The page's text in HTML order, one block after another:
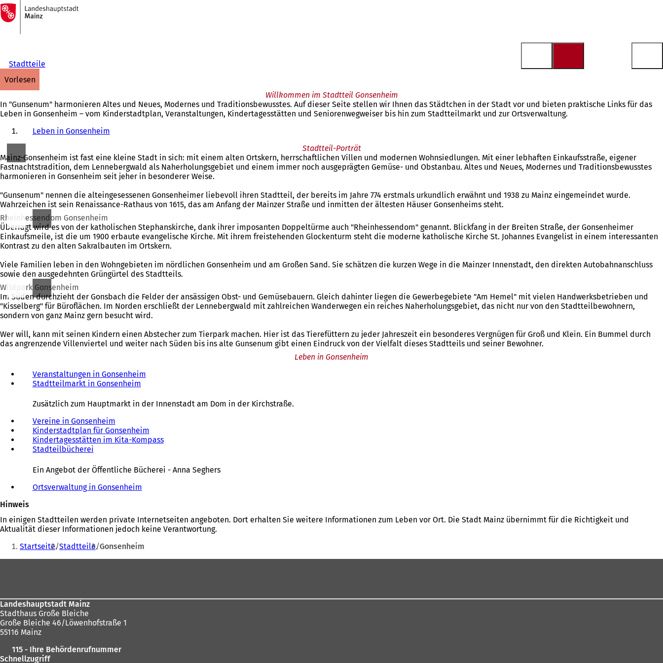
Inhalt anspringen
Zur
Startseite
Stadtteile
vorlesen
Willkommen im Stadtteil Gonsenheim
In "Gunsenum" harmonieren Altes und Neues, Modernes und Traditionsbewusstes. Auf dieser Seite stellen wir Ihnen das Städtchen in der Stadt vor und bieten praktische Links für das
Leben in Gonsenheim – vom Kinderstadtplan, Veranstaltungen, Kindertagesstätten und Seniorenwegweiser bis hin zum Stadtteilmarkt und zur Ortsverwaltung.
Leben in Gonsenheim
Stadtteil-Porträt
Mainz-Gonsenheim ist fast eine kleine Stadt in sich: mit einem alten Ortskern, herrschaftlichen Villen und modernen Wohnsiedlungen. Mit einer lebhaften Einkaufsstraße, eigener
Fastnachtstradition, dem Lennebergwald als Naherholungsgebiet und einem immer noch ausgeprägten Gemüse- und Obstanbau. Altes und Neues, Modernes und Traditionsbewusstes
harmonieren in Gonsenheim seit jeher in besonderer Weise.
"Gunsenum" nennen die alteingesessenen Gonsenheimer liebevoll ihren Stadtteil, der bereits im Jahre 774 erstmals urkundlich erwähnt und 1938 zu Mainz eingemeindet wurde.
Wahrzeichen ist sein Renaissance-Rathaus von 1615, das am Anfang der Mainzer Straße und inmitten der ältesten Häuser Gonsenheims steht.
Rheinhessendom Gonsenheim
Überragt wird es von der katholischen Stephanskirche, dank ihrer imposanten Doppeltürme auch "Rheinhessendom" genannt. Blickfang in der Breiten Straße, der Gonsenheimer
Einkaufsmeile, ist die um 1900 erbaute evangelische Kirche. Mit ihrem freistehenden Glockenturm steht die moderne katholische Kirche St. Johannes Evangelist in einem interessanten
Kontrast zu den alten Sakralbauten im Ortskern.
Viele Familien leben in den Wohngebieten im nördlichen Gonsenheim und am Großen Sand. Sie schätzen die kurzen Wege in die Mainzer Innenstadt, den direkten Autobahnanschluss
sowie den ausgedehnten Grüngürtel des Stadtteils.
Wildpark Gonsenheim
Im Süden durchzieht der Gonsbach die Felder der ansässigen Obst- und Gemüsebauern. Gleich dahinter liegen die Gewerbegebiete "Am Hemel" mit vielen Handwerksbetrieben und
"Kisselberg" für Büroflächen. Im Norden erschließt der Lennebergwald mit zahlreichen Wanderwegen ein reiches Naherholungsgebiet, das nicht nur von den Stadtteilbewohnern,
sondern von ganz Mainz gern besucht wird.
Wer will, kann mit seinen Kindern einen Abstecher zum Tierpark machen. Hier ist das Tierefüttern zu jeder Jahreszeit ein besonderes Vergnügen für Groß und Klein. Ein Bummel durch
das angrenzende Villenviertel und weiter nach Süden bis ins alte Gunsenum gibt einen Eindruck von der Vielfalt dieses Stadtteils und seiner Bewohner.
Leben in Gonsenheim
Veranstaltungen in Gonsenheim
Stadtteilmarkt in Gonsenheim
Zusätzlich zum Hauptmarkt in der Innenstadt am Dom in der Kirchstraße.
Vereine in Gonsenheim
Kinderstadtplan für Gonsenheim
Kindertagesstätten im Kita-Kompass
Stadteilbücherei
f
n
n
e
i
n
e
u
n
T
b
Ein Angebot der Öffentliche Bücherei - Anna Seghers
Ortsverwaltung in Gonsenheim
Hinweis
In einigen Stadtteilen werden private Internetseiten angeboten. Dort erhalten Sie weitere Informationen zum Leben vor Ort. Die Stadt Mainz übernimmt für die Richtigkeit und
Aktualität dieser Informationen jedoch keine Verantwortung.
Sie
befinden
Startseite Stadtteile Gonsenheim
Landeshauptstadt Mainz
Stadthaus Große Bleiche
Große Bleiche 46/Löwenhofstraße 1
55116 Mainz
115 - Ihre Behördenrufnummer
Schnellzugriff